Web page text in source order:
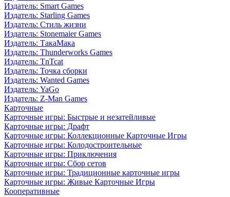
Издатель: Smart Games
Издатель: Starling Games
Издатель: Стиль жизни
Издатель: Stonemaier Games
Издатель: ТакаМака
Издатель: Thunderworks Games
Издатель: TnTcat
Издатель: Точка сборки
Издатель: Wanted Games
Издатель: YaGo
Издатель: Z-Man Games
Карточные
Карточные игры: Быстрые и незатейливые
Карточные игры: Драфт
Карточные игры: Коллекционные Карточные Игры
Карточные игры: Колодостроительные
Карточные игры: Приключения
Карточные игры: Сбор сетов
Карточные игры: Традиционные карточные игры
Карточные игры: Живые Карточные Игры
Кооперативные